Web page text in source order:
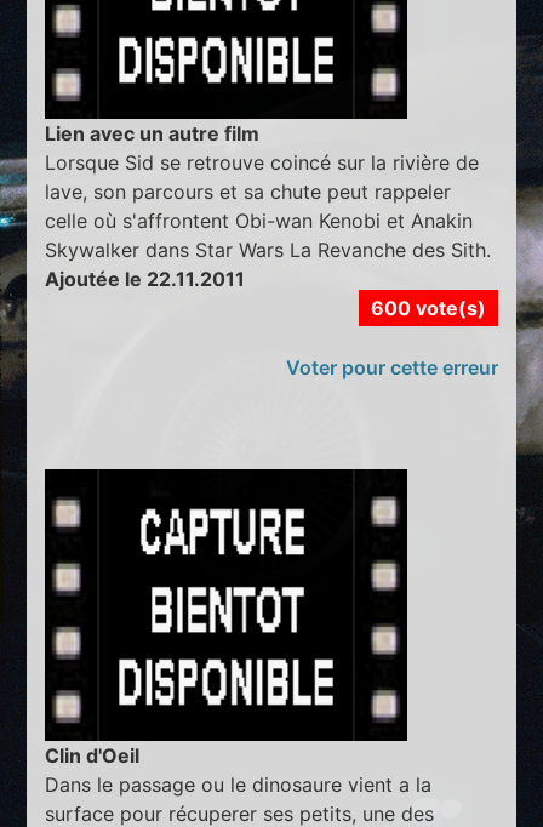
Lien avec un autre film
Lorsque Sid se retrouve coincé sur la rivière de
lave, son parcours et sa chute peut rappeler
celle où s'affrontent Obi-wan Kenobi et Anakin
Skywalker dans Star Wars La Revanche des Sith.
Ajoutée le 22.11.2011
600 vote(s)
Voter pour cette erreur
Clin d'Oeil
Dans le passage ou le dinosaure vient a la
surface pour récuperer ses petits, une des